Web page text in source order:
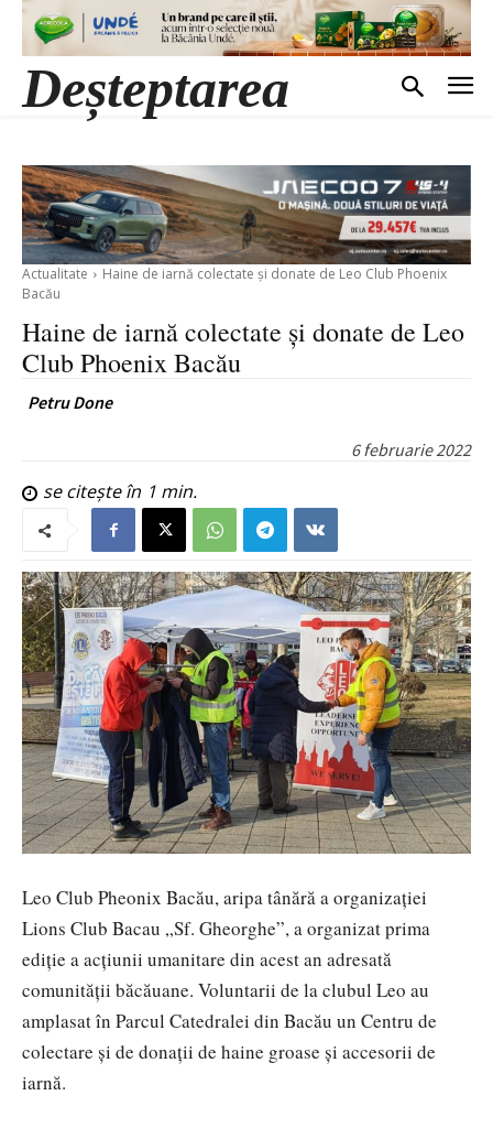
Deșteptarea
Actualitate
Haine de iarnă colectate și donate de Leo Club Phoenix
Bacău
Haine de iarnă colectate și donate de Leo
Club Phoenix Bacău
Petru Done
6 februarie 2022
se citește în 1 min.
Leo Club Pheonix Bacău, aripa tânără a organizației
Lions Club Bacau „Sf. Gheorghe”, a organizat prima
ediție a acțiunii umanitare din acest an adresată
comunității băcăuane. Voluntarii de la clubul Leo au
amplasat în Parcul Catedralei din Bacău un Centru de
colectare și de donații de haine groase și accesorii de
iarnă.